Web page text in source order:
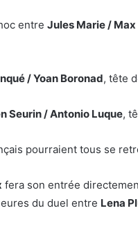
entre Jules Marie /
/ Yoan Boronad, tête
Seurin / Antonio Luque,
pourraient tous se
fera son entrée
du duel entre Lena